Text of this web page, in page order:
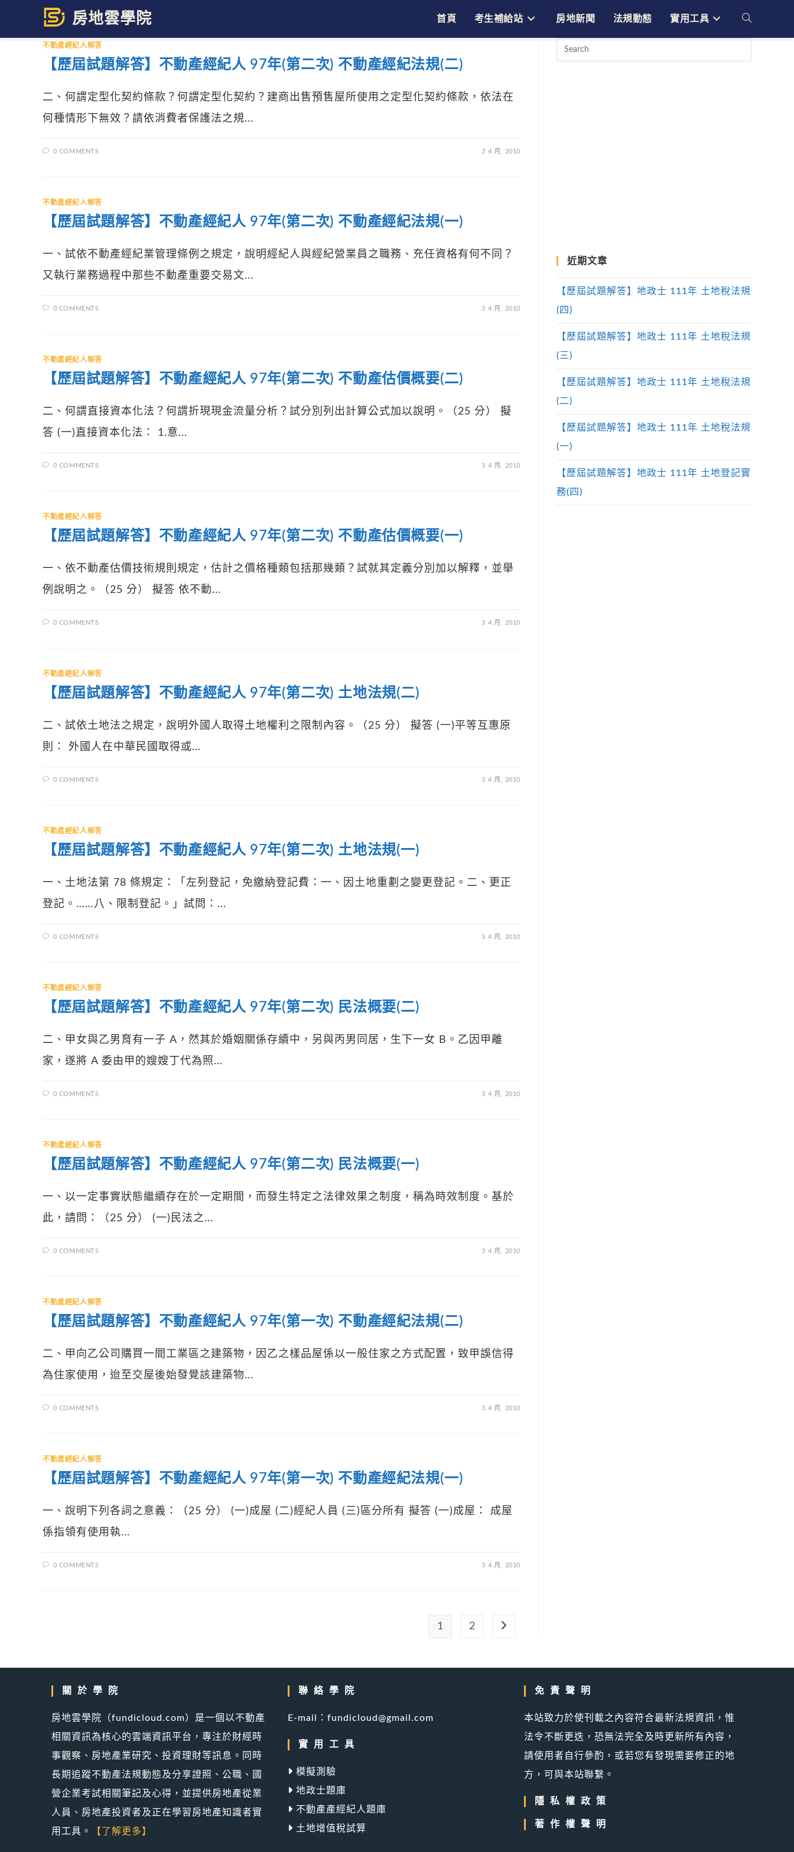
content
首頁 考生補給站 房地新聞 法規動態 實用工具 Toggle
不動產經紀人解答
【歷屆試題解答】不動產經紀人 97年(第二次) 不動產經紀法規(二)
二、何謂定型化契約條款？何謂定型化契約？建商出售預售屋所使用之定型化契約條款，依法在
何種情形下無效？請依消費者保護法之規...
0 COMMENTS 3 4 月, 2010
不動產經紀人解答
【歷屆試題解答】不動產經紀人 97年(第二次) 不動產經紀法規(一)
一、試依不動產經紀業管理條例之規定，說明經紀人與經紀營業員之職務、充任資格有何不同？
又執行業務過程中那些不動產重要交易文...
0 COMMENTS 3 4 月, 2010
不動產經紀人解答
【歷屆試題解答】不動產經紀人 97年(第二次) 不動產估價概要(二)
二、何謂直接資本化法？何謂折現現金流量分析？試分別列出計算公式加以說明。（25 分） 擬
答 (一)直接資本化法： 1.意...
0 COMMENTS 3 4 月, 2010
不動產經紀人解答
【歷屆試題解答】不動產經紀人 97年(第二次) 不動產估價概要(一)
一、依不動產估價技術規則規定，估計之價格種類包括那幾類？試就其定義分別加以解釋，並舉
例說明之。（25 分） 擬答 依不動...
0 COMMENTS 3 4 月, 2010
不動產經紀人解答
【歷屆試題解答】不動產經紀人 97年(第二次) 土地法規(二)
二、試依土地法之規定，說明外國人取得土地權利之限制內容。（25 分） 擬答 (一)平等互惠原
則： 外國人在中華民國取得或...
0 COMMENTS 3 4 月, 2010
不動產經紀人解答
【歷屆試題解答】不動產經紀人 97年(第二次) 土地法規(一)
一、土地法第 78 條規定：「左列登記，免繳納登記費：一、因土地重劃之變更登記。二、更正
登記。……八、限制登記。」試問：...
0 COMMENTS 3 4 月, 2010
不動產經紀人解答
【歷屆試題解答】不動產經紀人 97年(第二次) 民法概要(二)
二、甲女與乙男育有一子 A，然其於婚姻關係存續中，另與丙男同居，生下一女 B。乙因甲離
家，遂將 A 委由甲的嫂嫂丁代為照...
0 COMMENTS 3 4 月, 2010
不動產經紀人解答
【歷屆試題解答】不動產經紀人 97年(第二次) 民法概要(一)
一、以一定事實狀態繼續存在於一定期間，而發生特定之法律效果之制度，稱為時效制度。基於
此，請問：（25 分） (一)民法之...
0 COMMENTS 3 4 月, 2010
不動產經紀人解答
【歷屆試題解答】不動產經紀人 97年(第一次) 不動產經紀法規(二)
二、甲向乙公司購買一間工業區之建築物，因乙之樣品屋係以一般住家之方式配置，致甲誤信得
為住家使用，迨至交屋後始發覺該建築物...
0 COMMENTS 3 4 月, 2010
不動產經紀人解答
【歷屆試題解答】不動產經紀人 97年(第一次) 不動產經紀法規(一)
一、說明下列各詞之意義：（25 分） (一)成屋 (二)經紀人員 (三)區分所有 擬答 (一)成屋： 成屋
係指領有使用執...
0 COMMENTS 3 4 月, 2010
1 2 Go to the next page
近期文章
【歷屆試題解答】地政士 111年 土地稅法規
(四)
【歷屆試題解答】地政士 111年 土地稅法規
(三)
【歷屆試題解答】地政士 111年 土地稅法規
(二)
【歷屆試題解答】地政士 111年 土地稅法規
(一)
【歷屆試題解答】地政士 111年 土地登記實
務(四)
關於學院
房地雲學院（fundicloud.com）是一個以不動產
相關資訊為核心的雲端資訊平台，專注於財經時
事觀察、房地產業研究、投資理財等訊息。同時
長期追蹤不動產法規動態及分享證照、公職、國
營企業考試相關筆記及心得，並提供房地產從業
人員、房地產投資者及正在學習房地產知識者實
用工具。
【了解更多】
聯絡學院
E-mail：fundicloud@gmail.com
實用工具
模擬測驗
地政士題庫
不動產產經紀人題庫
土地增值稅試算
免責聲明
本站致力於使刊載之內容符合最新法規資訊，惟
法令不斷更迭，恐無法完全及時更新所有內容，
請使用者自行參酌，或若您有發現需要修正的地
方，可與本站聯繫。
隱私權政策
著作權聲明